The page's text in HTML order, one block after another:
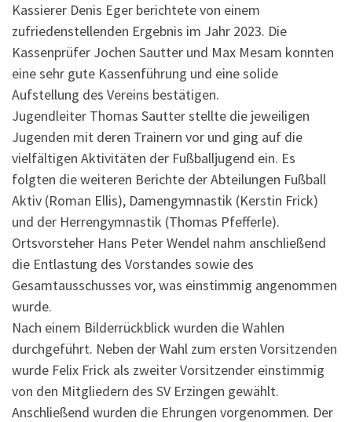
Kassierer Denis Eger berichtete von einem
zufriedenstellenden Ergebnis im Jahr 2023. Die
Kassenprüfer Jochen Sautter und Max Mesam konnten
eine sehr gute Kassenführung und eine solide
Aufstellung des Vereins bestätigen.
Jugendleiter Thomas Sautter stellte die jeweiligen
Jugenden mit deren Trainern vor und ging auf die
vielfältigen Aktivitäten der Fußballjugend ein. Es
folgten die weiteren Berichte der Abteilungen Fußball
Aktiv (Roman Ellis), Damengymnastik (Kerstin Frick)
und der Herrengymnastik (Thomas Pfefferle).
Ortsvorsteher Hans Peter Wendel nahm anschließend
die Entlastung des Vorstandes sowie des
Gesamtausschusses vor, was einstimmig angenommen
wurde.
Nach einem Bilderrückblick wurden die Wahlen
durchgeführt. Neben der Wahl zum ersten Vorsitzenden
wurde Felix Frick als zweiter Vorsitzender einstimmig
von den Mitgliedern des SV Erzingen gewählt.
Anschließend wurden die Ehrungen vorgenommen. Der